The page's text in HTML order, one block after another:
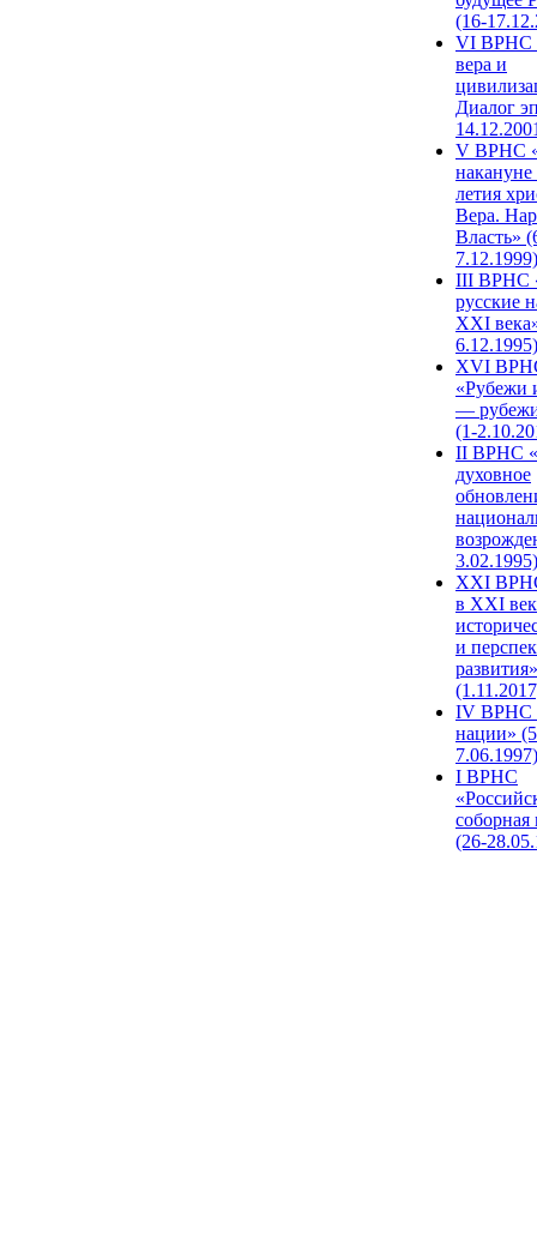
(16-
VI ВРНС
вера и
Диалог
V ВРНС
накануне
летия
Вера.
Власть»
7.12.1999)
III ВРНС
русские
XXI
6.12.1995)
XVI
«Рубежи
—
(1-
II ВРНС
духовное
3.02.1995)
XХI
в XXI
и
развития»
IV ВРНС
нации»
7.06.1997)
I ВРНС
(26-